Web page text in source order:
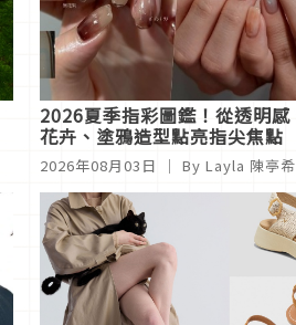
2026夏季指彩圖鑑！從透明感
花卉、塗鴉造型點亮指尖焦點
2026年08月03日 ｜ By Layla 陳亭希